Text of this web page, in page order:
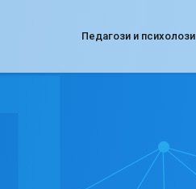
Педагози и психолози